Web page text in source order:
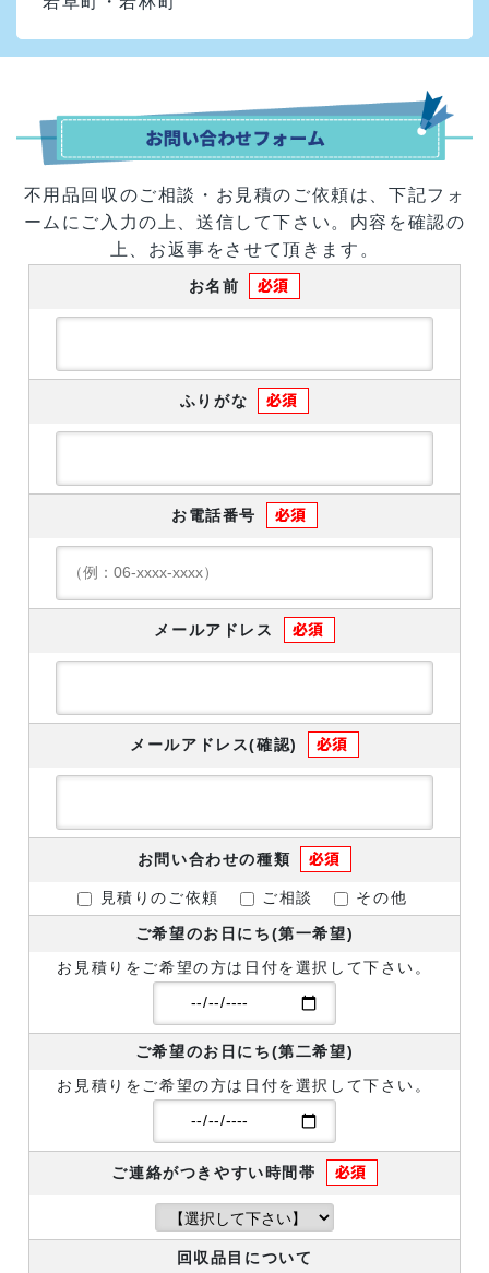
不用品回収のご相談・お見積のご依頼は、下記フォ
ームにご入力の上、送信して下さい。 内容を確認の
上、お返事をさせて頂きます。
お名前
ふりがな
お電話番号
メールアドレス
メールアドレス(確認)
お問い合わせの種類
見積りのご依頼 ご相談 その他
ご希望のお日にち(第一希望)
お見積りをご希望の方は日付を選択して下さい。
ご希望のお日にち(第二希望)
お見積りをご希望の方は日付を選択して下さい。
ご連絡がつきやすい時間帯
回収品目について